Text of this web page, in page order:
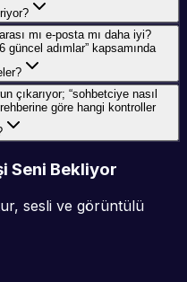
mı e‑posta mı daha iyi?
güncel adımlar” kapsamında
çıkarıyor; “sohbetciye nasıl
göre hangi kontroller
Seni Bekliyor
sesli ve görüntülü